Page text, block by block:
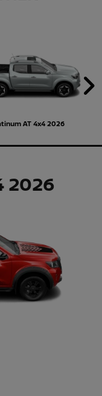
AT 4x4 2026
2026